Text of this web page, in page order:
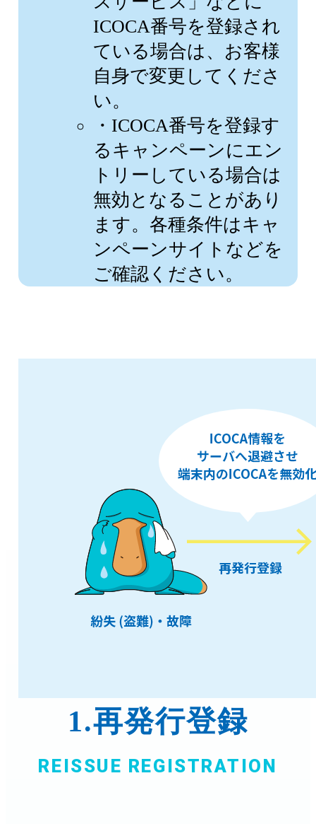
ICOCA番号を登録され
ている場合は、お客様
自身で変更してくださ
い。
・ICOCA番号を登録す
るキャンペーンにエン
トリーしている場合は
無効となることがあり
ます。各種条件はキャ
ンペーンサイトなどを
ご確認ください。
1.再発行登録